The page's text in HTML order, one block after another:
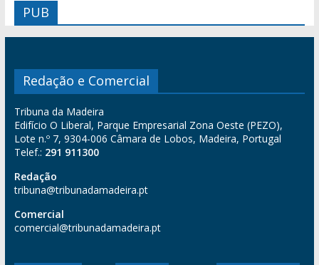
PUB
Redação e Comercial
Tribuna da Madeira
Edifício O Liberal, Parque Empresarial Zona Oeste (PEZO),
Lote n.º 7, 9304-006 Câmara de Lobos, Madeira, Portugal
Telef.: 291 911300
Redação
tribuna@tribunadamadeira.pt
Comercial
comercial@tribunadamadeira.pt